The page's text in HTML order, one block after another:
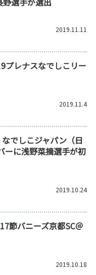
2019.11.11
プレナスなでしこリー
2019.11.4
でしこジャパン（日
ーに浅野菜摘選手が初
2019.10.24
節バニーズ京都SC＠
2019.10.18